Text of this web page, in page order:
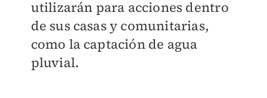
utilizarán para acciones dentro
de sus casas y comunitarias,
como la captación de agua
pluvial.